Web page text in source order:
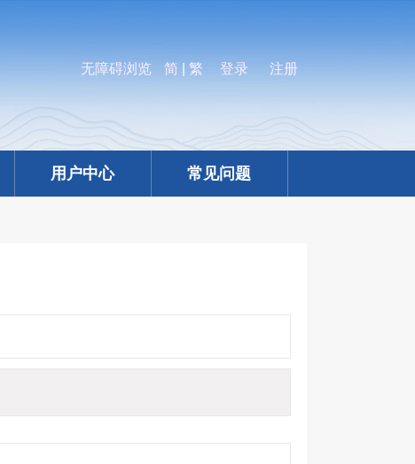
无障碍浏览 简 繁 登录 注册
用户中心 常见问题